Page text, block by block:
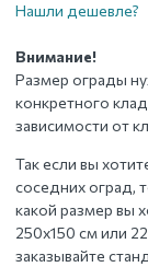
Нашли дешевле?
Внимание!
Размер ограды
конкретного
зависимости от
Так если вы
соседних оград,
какой размер вы
250х150 см или
заказывайте